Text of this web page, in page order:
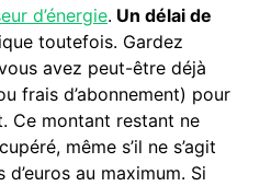
d’énergie. Un délai de
toutefois. Gardez
avez peut-être déjà
frais d’abonnement) pour
Ce montant restant ne
même s’il ne s’agit
au maximum. Si